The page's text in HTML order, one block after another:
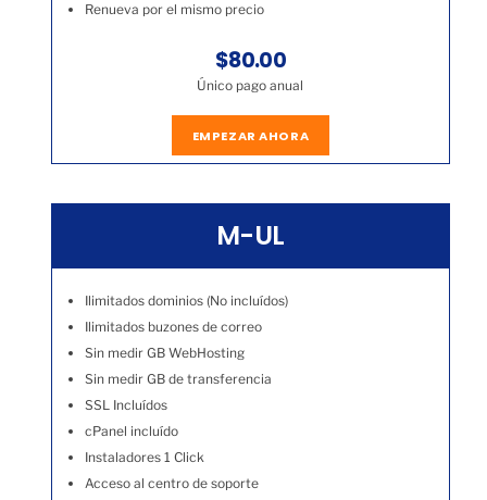
Renueva por el mismo precio
$80.00
Único pago anual
EMPEZAR AHORA
M-UL
Ilimitados dominios (No incluídos)
Ilimitados buzones de correo
Sin medir GB WebHosting
Sin medir GB de transferencia
SSL Incluídos
cPanel incluído
Instaladores 1 Click
Acceso al centro de soporte